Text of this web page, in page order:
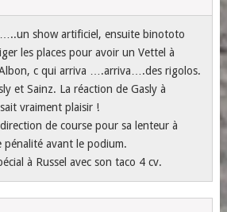
show artificiel, ensuite binototo
les places pour avoir un Vettel à
c qui arriva ….arriva….des rigolos.
et Sainz. La réaction de Gasly à
vraiment plaisir !
de course pour sa lenteur à
pénalité avant le podium.
à Russel avec son taco 4 cv.